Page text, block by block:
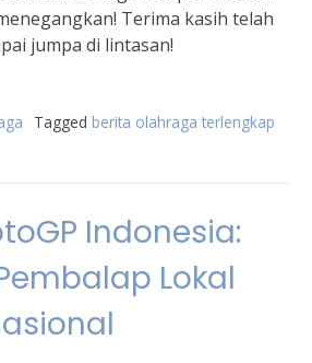
Terima kasih telah
jumpa di lintasan!
Tagged berita olahraga terlengkap
Indonesia:
Lokal